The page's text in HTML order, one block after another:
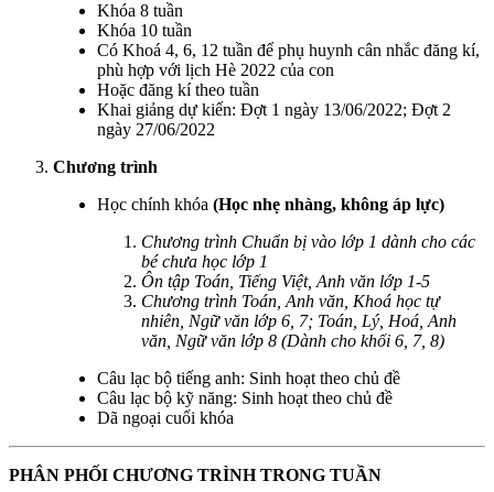
Khóa 8 tuần
Khóa 10 tuần
Có Khoá 4, 6, 12 tuần để phụ huynh cân nhắc đăng kí,
phù hợp với lịch Hè 2022 của con
Hoặc đăng kí theo tuần
Khai giảng dự kiến: Đợt 1 ngày 13/06/2022; Đợt 2
ngày 27/06/2022
Chương trình
Học chính khóa (Học nhẹ nhàng, không áp lực)
Chương trình Chuẩn bị vào lớp 1 dành cho các
bé chưa học lớp 1
Ôn tập Toán, Tiếng Việt, Anh văn lớp 1-5
Chương trình Toán, Anh văn, Khoá học tự
nhiên, Ngữ văn lớp 6, 7; Toán, Lý, Hoá, Anh
văn, Ngữ văn lớp 8 (Dành cho khối 6, 7, 8)
Câu lạc bộ tiếng anh: Sinh hoạt theo chủ đề
Câu lạc bộ kỹ năng: Sinh hoạt theo chủ đề
Dã ngoại cuối khóa
PHÂN PHỐI CHƯƠNG TRÌNH TRONG TUẦN